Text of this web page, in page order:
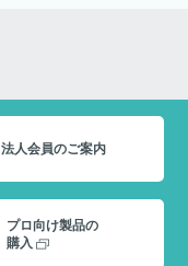
法人会員のご案内
プロ向け製品の
購入